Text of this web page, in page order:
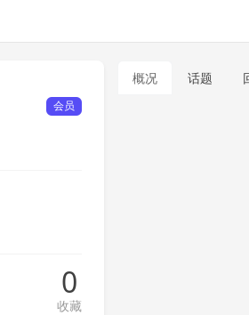
会员
0
收藏
概况 话题